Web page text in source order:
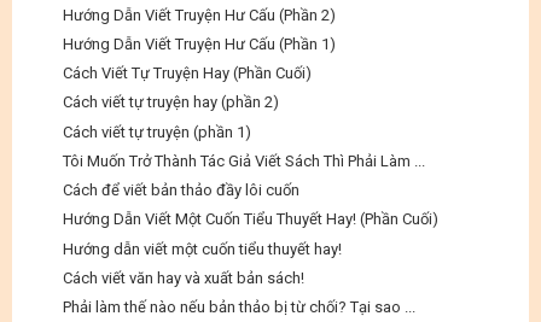
Hướng Dẫn Viết Truyện Hư Cấu (Phần 2)
Hướng Dẫn Viết Truyện Hư Cấu (Phần 1)
Cách Viết Tự Truyện Hay (Phần Cuối)
Cách viết tự truyện hay (phần 2)
Cách viết tự truyện (phần 1)
Tôi Muốn Trở Thành Tác Giả Viết Sách Thì Phải Làm ...
Cách để viết bản thảo đầy lôi cuốn
Hướng Dẫn Viết Một Cuốn Tiểu Thuyết Hay! (Phần Cuối)
Hướng dẫn viết một cuốn tiểu thuyết hay!
Cách viết văn hay và xuất bản sách!
Phải làm thế nào nếu bản thảo bị từ chối? Tại sao ...